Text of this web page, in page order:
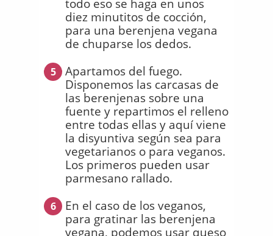
todo eso se haga en unos
diez minutitos de cocción,
para una berenjena vegana
de chuparse los dedos.
5
Apartamos del fuego.
Disponemos las carcasas de
las berenjenas sobre una
fuente y repartimos el relleno
entre todas ellas y aquí viene
la disyuntiva según sea para
vegetarianos o para veganos.
Los primeros pueden usar
parmesano rallado.
6
En el caso de los veganos,
para gratinar las berenjena
vegana, podemos usar queso